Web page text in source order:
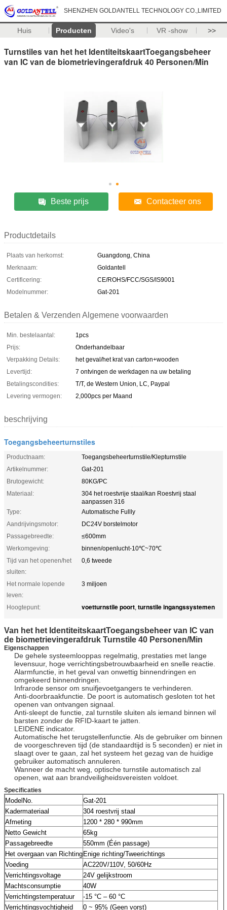
SHENZHEN GOLDANTELL TECHNOLOGY CO.,LIMITED
Huis Producten Video's VR -show >>
Turnstiles van het het IdentiteitskaartToegangsbeheer
van IC van de biometrievingerafdruk 40 Personen/Min
Beste prijs Contacteer ons
Productdetails
Plaats van herkomst:
Guangdong, China
Merknaam:
Goldantell
Certificering:
CE/ROHS/FCC/SGS/IS9001
Modelnummer:
Gat-201
Betalen & Verzenden Algemene voorwaarden
Min. bestelaantal:
1pcs
Prijs:
Onderhandelbaar
Verpakking Details:
het geval/het krat van carton+wooden
Levertijd:
7 ontvingen de werkdagen na uw betaling
Betalingscondities:
T/T, de Western Union, LC, Paypal
Levering vermogen:
2,000pcs per Maand
beschrijving
Toegangsbeheerturnstiles
Productnaam:
Toegangsbeheerturnstile/Klepturnstile
Artikelnummer:
Gat-201
Brutogewicht:
80KG/PC
Materiaal:
304 het roestvrije staal/kan Roestvrij staal
aanpassen 316
Type:
Automatische Fullly
Aandrijvingsmotor:
DC24V borstelmotor
Passagebreedte:
≤600mm
Werkomgeving:
binnen/openlucht-10℃~70℃
Tijd van het openen/het
sluiten:
0,6 tweede
Het normale lopende
leven:
3 miljoen
Hoogtepunt: voetturnstile poort, turnstile ingangssystemen
Van het het IdentiteitskaartToegangsbeheer van IC van
de biometrievingerafdruk Turnstile 40 Personen/Min
Eigenschappen
De gehele systeemlooppas regelmatig, prestaties met lange
levensuur, hoge verrichtingsbetrouwbaarheid en snelle reactie.
Alarmfunctie, in het geval van onwettig binnendringen en
omgekeerd binnendringen.
Infrarode sensor om snuifjevoetgangers te verhinderen.
Anti-doorbraakfunctie. De poort is automatisch gesloten tot het
openen van ontvangen signaal.
Anti-sleept de functie, zal turnstile sluiten als iemand binnen wil
barsten zonder de RFID-kaart te jatten.
LEIDENE indicator.
Automatische het terugstellenfunctie. Als de gebruiker om binnen
de voorgeschreven tijd (de standaardtijd is 5 seconden) er niet in
slaagt over te gaan, zal het systeem het gezag van de huidige
gebruiker automatisch annuleren.
Wanneer de macht weg, optische turnstile automatisch zal
openen, wat aan brandveiligheidsvereisten voldoet.
Specificaties
ModelNo.
Gat-201
Kadermateriaal
304 roestvrij staal
Afmeting
1200 * 280 * 990mm
Netto Gewicht
65kg
Passagebreedte
550mm (Één passage)
Het overgaan van Richting Enige richting/Tweerichtings
Voeding
AC220V/110V, 50/60Hz
Verrichtingsvoltage
24V gelijkstroom
Machtsconsumptie
40W
Verrichtingstemperatuur
-15 °C – 60 °C
Verrichtingsvochtigheid
0 ~ 95% (Geen vorst)